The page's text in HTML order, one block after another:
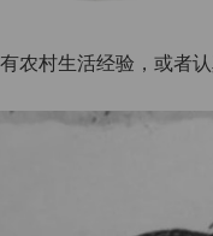
农村生活经验，或者